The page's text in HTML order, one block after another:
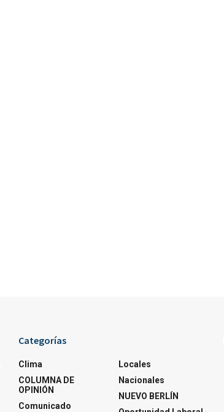
Categorías
Clima
COLUMNA DE
OPINIÓN
Comunicado
Locales
Nacionales
NUEVO BERLÍN